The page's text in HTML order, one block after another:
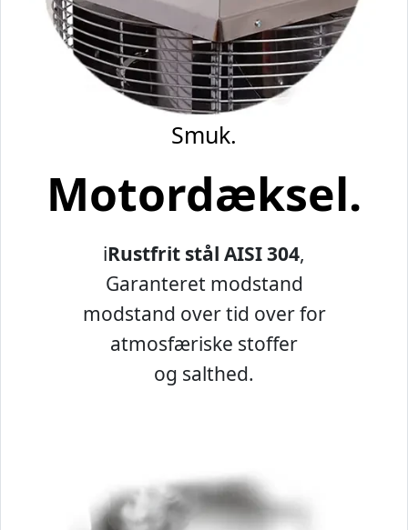
Smuk.
Motordæksel.
iRustfrit stål AISI 304,
Garanteret modstand
modstand over tid over for
atmosfæriske stoffer
og salthed.